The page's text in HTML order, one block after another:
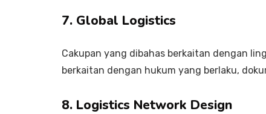
7. Global Logistics
Cakupan yang dibahas berkaitan dengan
berkaitan dengan hukum yang berlaku,
8. Logistics Network Design